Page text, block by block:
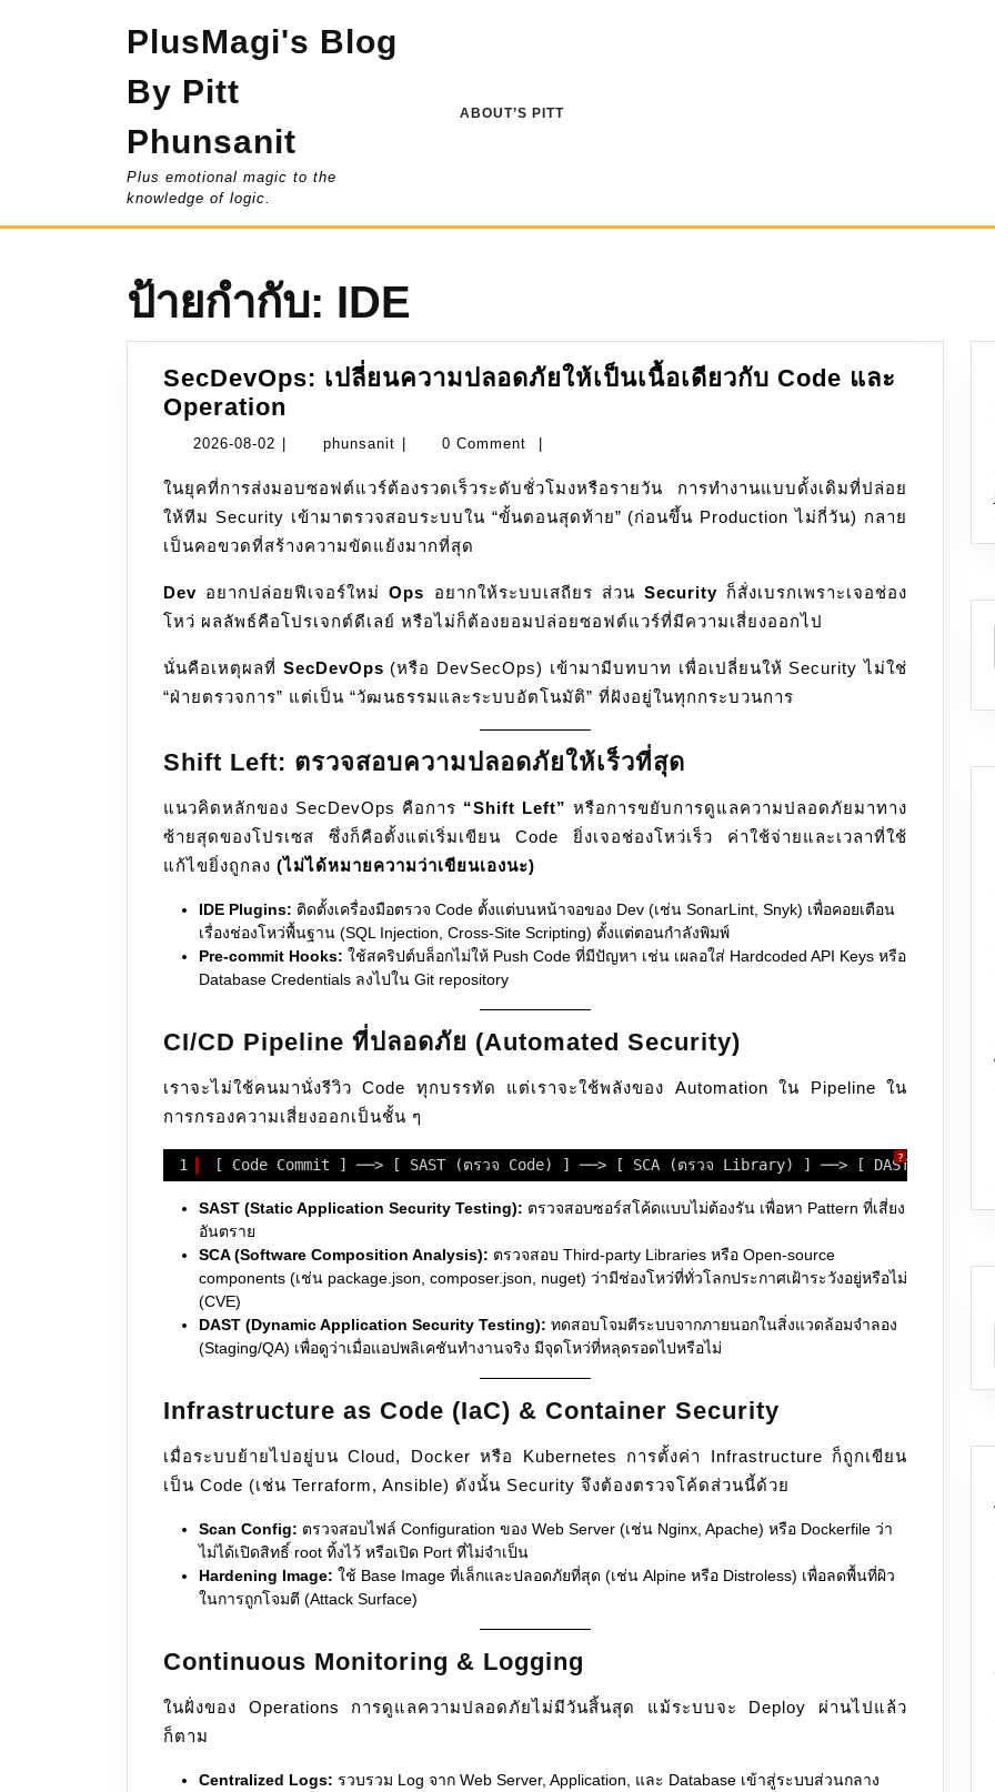
PlusMagi's Blog
By Pitt
Phunsanit
Plus emotional magic to the
knowledge of logic.
ABOUT’S PITT
ป้ายกำกับ: IDE
SecDevOps: เปลี่ยนความปลอดภัยให้เป็นเนื้อเดียวกับ Code และ
Operation
เปลี่ยน
ปลอดภัย
ให้
เป็น
เนื้อ
เดียว
กับ
Code
และ
2026-08-02 2026-
02
phunsanit phunsanit0 Comment
ในยุคที่การส่งมอบซอฟต์แวร์ต้องรวดเร็วระดับชั่วโมงหรือรายวัน การทำงานแบบดั้งเดิมที่ปล่อย
ให้ทีม Security เข้ามาตรวจสอบระบบใน “ขั้นตอนสุดท้าย” (ก่อนขึ้น Production ไม่กี่วัน) กลาย
เป็นคอขวดที่สร้างความขัดแย้งมากที่สุด
Dev อยากปล่อยฟีเจอร์ใหม่Ops อยากให้ระบบเสถียร ส่วน Securityก็สั่งเบรกเพราะเจอช่อง
โหว่ ผลลัพธ์คือโปรเจกต์ดีเลย์ หรือไม่ก็ต้องยอมปล่อยซอฟต์แวร์ที่มีความเสี่ยงออกไป
นั่นคือเหตุผลที่ SecDevOps (หรือ DevSecOps) เข้ามามีบทบาท เพื่อเปลี่ยนให้ Security ไม่ใช่
“ฝ่ายตรวจการ” แต่เป็น “วัฒนธรรมและระบบอัตโนมัติ” ที่ฝังอยู่ในทุกกระบวนการ
Shift Left: ตรวจสอบความปลอดภัยให้เร็วที่สุด
แนวคิดหลักของ SecDevOps คือการ “Shift Left” หรือการขยับการดูแลความปลอดภัยมาทาง
ซ้ายสุดของโปรเซส ซึ่งก็คือตั้งแต่เริ่มเขียน Code ยิ่งเจอช่องโหว่เร็ว ค่าใช้จ่ายและเวลาที่ใช้
แก้ไขยิ่งถูกลง (ไม่ได้หมายความว่าเขียนเองนะ)
IDE Plugins: ติดตั้งเครื่องมือตรวจ Code ตั้งแต่บนหน้าจอของ Dev (เช่น SonarLint, Snyk) เพื่อคอยเตือน
เรื่องช่องโหว่พื้นฐาน (SQL Injection, Cross-Site Scripting) ตั้งแต่ตอนกำลังพิมพ์
Pre-commit Hooks: ใช้สคริปต์บล็อกไม่ให้ Push Code ที่มีปัญหา เช่น เผลอใส่ Hardcoded API Keys หรือ
Database Credentials ลงไปใน Git repository
CI/CD Pipeline ที่ปลอดภัย (Automated Security)
เราจะไม่ใช้คนมานั่งรีวิว Code ทุกบรรทัด แต่เราจะใช้พลังของ Automation ใน Pipeline ใน
การกรองความเสี่ยงออกเป็นชั้น ๆ
?
1 [ Code Commit ] ──> [ SAST (ตรวจ Code) ] ──> [ SCA (ตรวจ Library) ] ──> [ DAST (ตรวจต
SAST (Static Application Security Testing): ตรวจสอบซอร์สโค้ดแบบไม่ต้องรัน เพื่อหา Pattern ที่เสี่ยง
อันตราย
SCA (Software Composition Analysis): ตรวจสอบ Third-party Libraries หรือ Open-source
components (เช่น package.json, composer.json, nuget) ว่ามีช่องโหว่ที่ทั่วโลกประกาศเฝ้าระวังอยู่หรือไม่
(CVE)
DAST (Dynamic Application Security Testing): ทดสอบโจมตีระบบจากภายนอกในสิ่งแวดล้อมจำลอง
(Staging/QA) เพื่อดูว่าเมื่อแอปพลิเคชันทำงานจริง มีจุดโหว่ที่หลุดรอดไปหรือไม่
Infrastructure as Code (IaC) & Container Security
เมื่อระบบย้ายไปอยู่บน Cloud, Docker หรือ Kubernetes การตั้งค่า Infrastructure ก็ถูกเขียน
เป็น Code (เช่น Terraform, Ansible) ดังนั้น Security จึงต้องตรวจโค้ดส่วนนี้ด้วย
Scan Config: ตรวจสอบไฟล์ Configuration ของ Web Server (เช่น Nginx, Apache) หรือ Dockerfile ว่า
ไม่ได้เปิดสิทธิ์ root ทิ้งไว้ หรือเปิด Port ที่ไม่จำเป็น
Hardening Image: ใช้ Base Image ที่เล็กและปลอดภัยที่สุด (เช่น Alpine หรือ Distroless) เพื่อลดพื้นที่ผิว
ในการถูกโจมตี (Attack Surface)
Continuous Monitoring & Logging
ในฝั่งของ Operations การดูแลความปลอดภัยไม่มีวันสิ้นสุด แม้ระบบจะ Deploy ผ่านไปแล้ว
ก็ตาม
Centralized Logs: รวบรวม Log จาก Web Server, Application, และ Database เข้าสู่ระบบส่วนกลาง